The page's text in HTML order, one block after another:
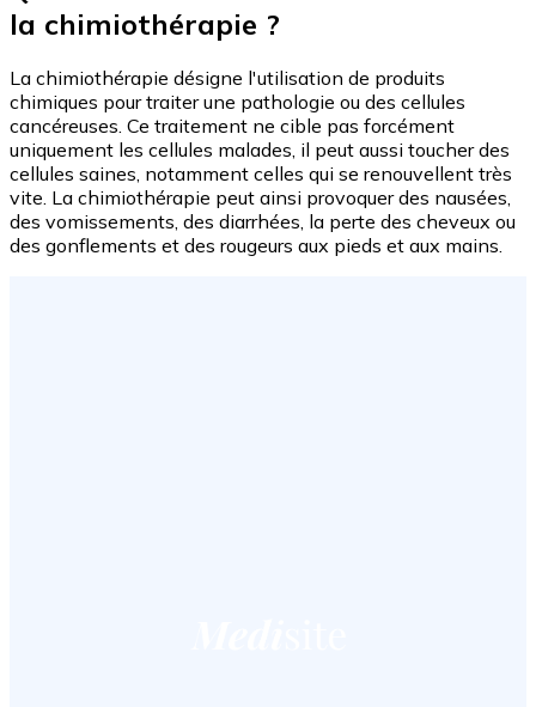
la chimiothérapie ?
La chimiothérapie désigne l'utilisation de produits
chimiques pour traiter une pathologie ou des cellules
cancéreuses. Ce traitement ne cible pas forcément
uniquement les cellules malades, il peut aussi toucher des
cellules saines, notamment celles qui se renouvellent très
vite. La chimiothérapie peut ainsi provoquer des nausées,
des vomissements, des diarrhées, la perte des cheveux ou
des gonflements et des rougeurs aux pieds et aux mains.